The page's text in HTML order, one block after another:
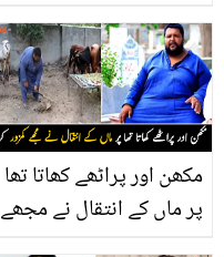
ہیں؟ جانیں
مکھن اور پراٹھے کھاتا تھا
پر ماں کے انتقال نے مجھے